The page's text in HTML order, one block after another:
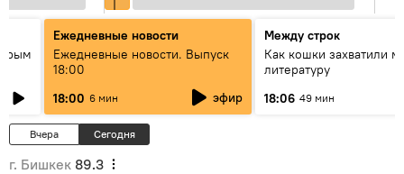
Ежедневные новости
Ежедневные новости. Выпуск
18:00
18:00 6 мин эфир
Между строк
Как кошки захватили
литературу
18:06 49 мин
Вчера Сегодня
г. Бишкек 89.3